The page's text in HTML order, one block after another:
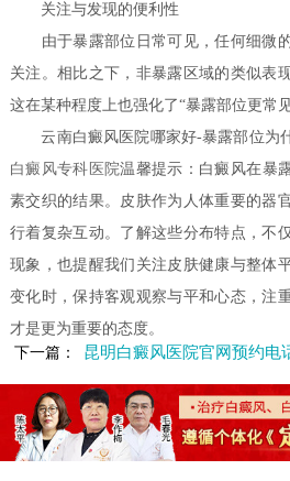
关注与发现的便利性
由于暴露部位日常可见，任何细微的
关注。相比之下，非暴露区域的类似表
这在某种程度上也强化了“暴露部位更常见
云南白癜风医院哪家好-暴露部位为
白癜风专科医院温馨提示：白癜风在暴
素交织的结果。皮肤作为人体重要的器
行着复杂互动。了解这些分布特点，不
现象，也提醒我们关注皮肤健康与整体
变化时，保持客观观察与平和心态，注
才是更为重要的态度。
下一篇：
昆明白癜风医院官网预约电话-